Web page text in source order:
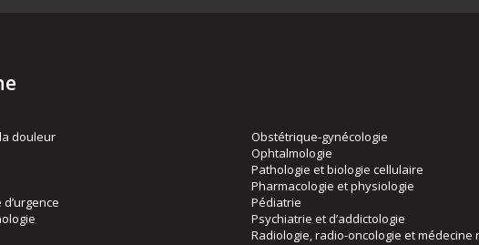
douleur
Obstétrique-gynécologie
Ophtalmologie
Pathologie et biologie cellulaire
Pharmacologie et physiologie
Pédiatrie
Psychiatrie et d’addictologie
Radiologie, radio-oncologie et médecine